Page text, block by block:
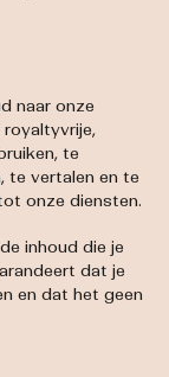
naar onze
royaltyvrije,
te
te vertalen en te
onze diensten.
inhoud die je
dat je
en dat het geen